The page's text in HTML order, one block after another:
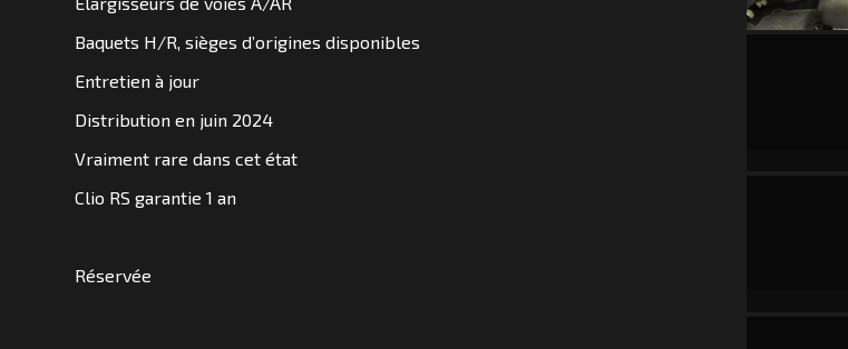
SOMMES
NOUS
?
CONTACT
Baquets H/R, sièges d’origines disponibles
Entretien à jour
Distribution en juin 2024
Vraiment rare dans cet état
Clio RS garantie 1 an
Réservée